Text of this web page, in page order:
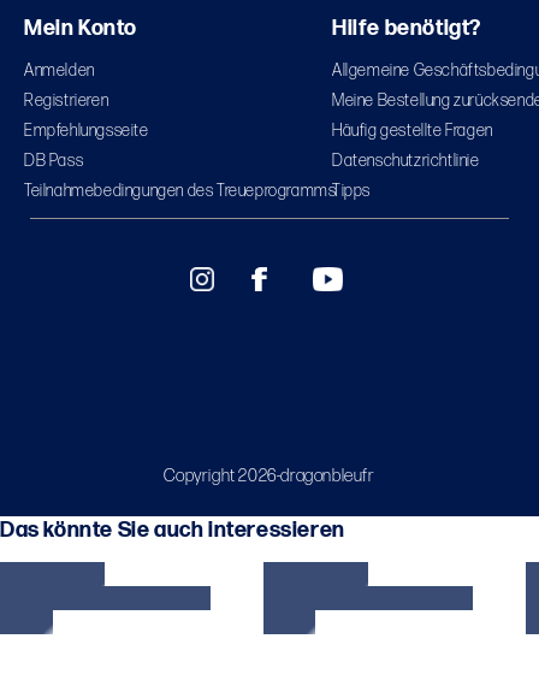
Mein Konto
Anmelden
Registrieren
Empfehlungsseite
DB Pass
Teilnahmebedingungen des Treueprogramms
Hilfe benötigt?
Allgemeine
Meine Bestellung
Häufig gestellte Fragen
Datenschutzrichtlinie
Tipps
Copyright 2026-dragonbleufr
Das könnte Sie auch interessieren